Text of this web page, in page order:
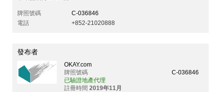
牌照號碼
C-036846
電話
+852-21020888
發布者
OKAY.com
牌照號碼
C-036846
已驗證地產代理
註冊時間 2019年11月